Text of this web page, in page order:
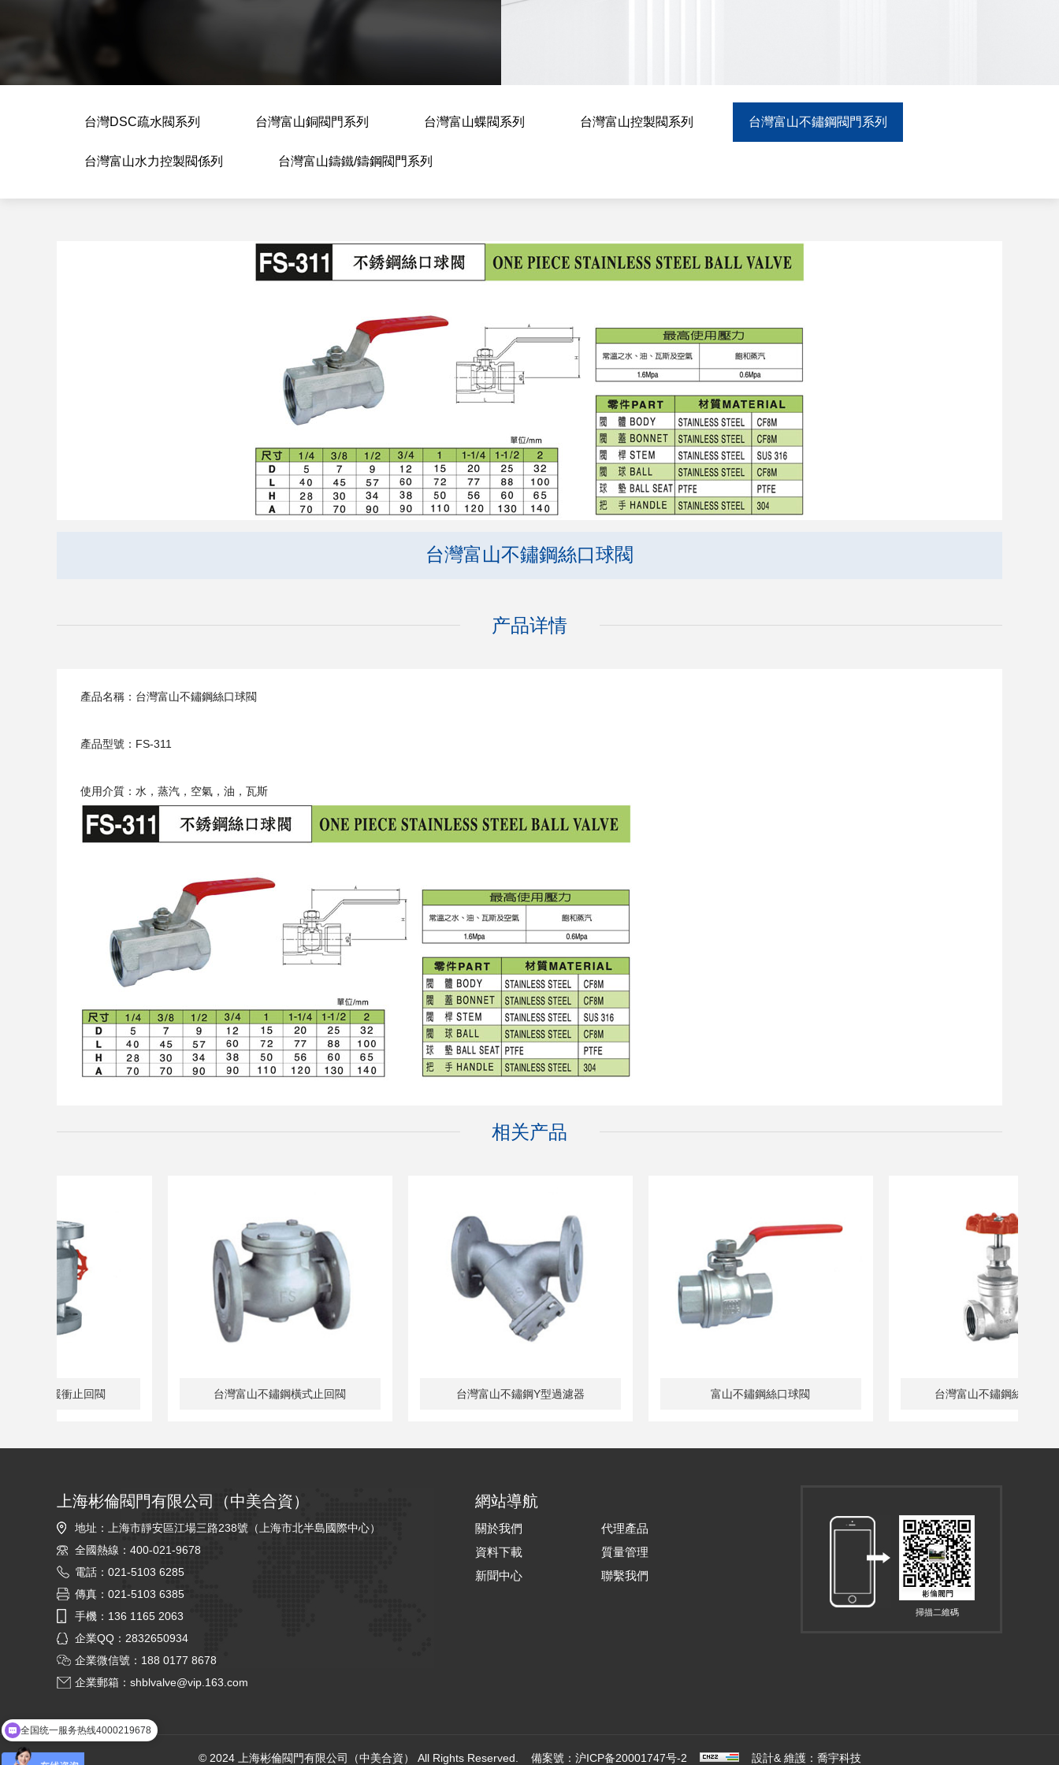
台灣DSC疏水閥系列 台灣富山銅閥門系列 台灣富山蝶閥系列 台灣富山控製閥系列 台灣富山不鏽鋼閥門系列
台灣富山水力控製閥係列 台灣富山鑄鐵/鑄鋼閥門系列
台灣富山不鏽鋼絲口球閥
产品详情
產品名稱：台灣富山不鏽鋼絲口球閥
產品型號：FS-311
使用介質：水，蒸汽，空氣，油，瓦斯
相关产品
台灣富山自動釋氣閥 台灣富山不鏽鋼明杆式閘閥 台灣富山不鏽鋼緩衝止回閥
上海彬倫閥門有限公司（中美合資）
地址：上海市靜安區江場三路238號（上海市北半島國際中心）
全國熱線：400-021-9678
電話：021-5103 6285
傳真：021-5103 6385
手機：136 1165 2063
企業QQ：2832650934
企業微信號：188 0177 8678
企業郵箱： shblvalve@vip.163.com
網站導航
關於我們
代理產品
資料下載
質量管理
新聞中心
聯繫我們
掃描二維碼
© 2024 上海彬倫閥門有限公司（中美合資） All Rights Reserved. 備案號： 沪ICP备20001747号-2 設計& 維護： 喬宇科技
企业邮箱shblvalve@vip.163.com